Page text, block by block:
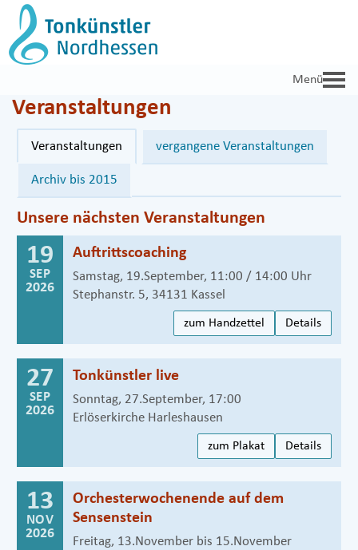
Zum
Inhalt
springen
Veranstaltungen
Veranstaltungen vergangene Veranstaltungen
Archiv bis 2015
Unsere nächsten Veranstaltungen
19
SEP
2026
Auftrittscoaching
Samstag, 19.September, 11:00 / 14:00 Uhr
Stephanstr. 5, 34131 Kassel
zum Handzettel Details
27
SEP
2026
Tonkünstler live
Sonntag, 27.September, 17:00
Erlöserkirche Harleshausen
zum Plakat Details
13
NOV
2026
Orchesterwochenende auf dem
Sensenstein
Freitag, 13.November bis 15.November